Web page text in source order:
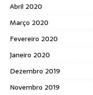
Abril 2020
Março 2020
Fevereiro 2020
Janeiro 2020
Dezembro 2019
Novembro 2019